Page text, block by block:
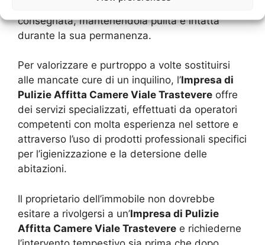
nello stato più simile possibile a come gli è stata
consegnata, mantenendola pulita e intatta
durante la sua permanenza.
Per valorizzare e purtroppo a volte sostituirsi
alle mancate cure di un inquilino, l’Impresa di
Pulizie Affitta Camere Viale Trastevere offre
dei servizi specializzati, effettuati da operatori
competenti con molta esperienza nel settore e
attraverso l’uso di prodotti professionali specifici
per l’igienizzazione e la detersione delle
abitazioni.
Il proprietario dell’immobile non dovrebbe
esitare a rivolgersi a un’Impresa di Pulizie
Affitta Camere Viale Trastevere e richiederne